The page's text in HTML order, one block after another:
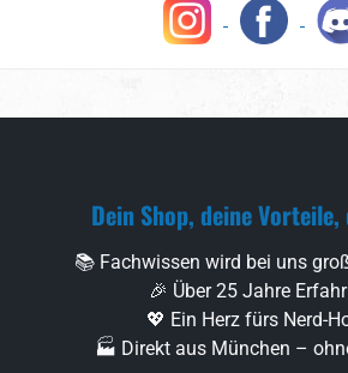
Dein Shop, deine Vorteile,
📚 Fachwissen wird bei uns
🎉 Über 25 Jahre
💖 Ein Herz fürs Nerd-
🏭 Direkt aus München –